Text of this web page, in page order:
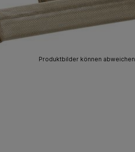
Produktbilder können abweichen